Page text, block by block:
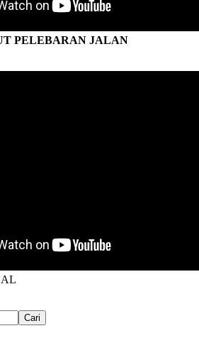
PELEBARAN JALAN
Cari